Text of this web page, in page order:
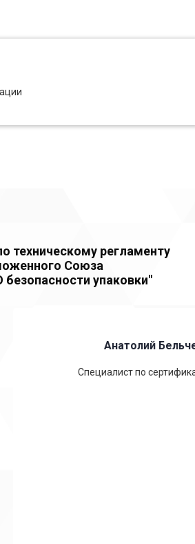
техническому регламенту
Союза
безопасности упаковки"